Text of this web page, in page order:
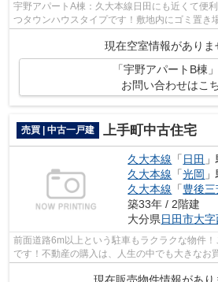
宇野アパートA棟：久大本線日田にも近くて便
つタウンハウスタイプです！敷地内にゴミ置き
捨てに行く手間が省けます！風通しが良...
現在空室情報がありま
「宇野アパートB棟
お問い合わせはこ
売買 | 中古一戸建 上手町中古住宅
久大本線 「 日田
久大本線 「光岡
久大本線 「豊後三
築33年 / 2階建
大分県日田市大字
前面道路6m以上という駐車もラクラクな物件
です！不動産の購入は、人生の中でも大きなお